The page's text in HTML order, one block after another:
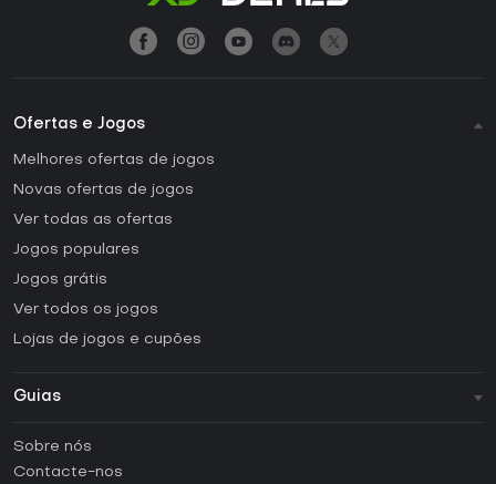
Ofertas e Jogos
Melhores ofertas de jogos
Novas ofertas de jogos
Ver todas as ofertas
Jogos populares
Jogos grátis
Ver todos os jogos
Lojas de jogos e cupões
Guias
Sobre nós
Contacte-nos